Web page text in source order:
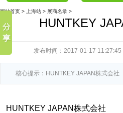
网站首页 > 上海站 > 展商名录 >
HUNTKEY
发布时间：2017-01-17 11:27:45
核心提示：HUNTKEY JAPAN株式会社
HUNTKEY JAPAN株式会社